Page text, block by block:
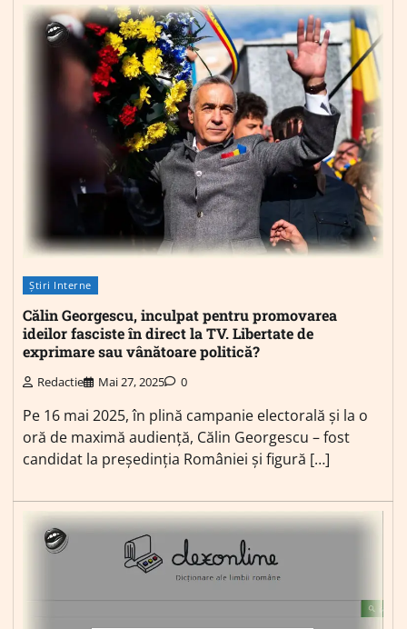
Știri Interne
Călin Georgescu, inculpat pentru promovarea
ideilor fasciste în direct la TV. Libertate de
exprimare sau vânătoare politică?
Redactie Mai 27, 2025 0
Pe 16 mai 2025, în plină campanie electorală și la o
oră de maximă audiență, Călin Georgescu – fost
candidat la președinția României și figură […]